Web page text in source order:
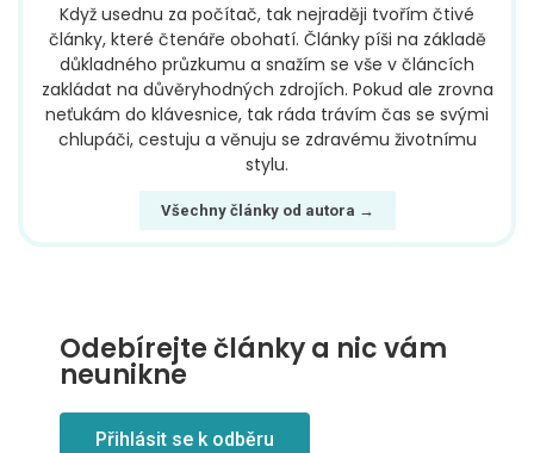
Když usednu za počítač, tak nejraději tvořím čtivé
články, které čtenáře obohatí. Články píši na základě
důkladného průzkumu a snažím se vše v článcích
zakládat na důvěryhodných zdrojích. Pokud ale zrovna
neťukám do klávesnice, tak ráda trávím čas se svými
chlupáči, cestuju a věnuju se zdravému životnímu
stylu.
Všechny články od autora →
Odebírejte články a nic vám
neunikne
Přihlásit se k odběru